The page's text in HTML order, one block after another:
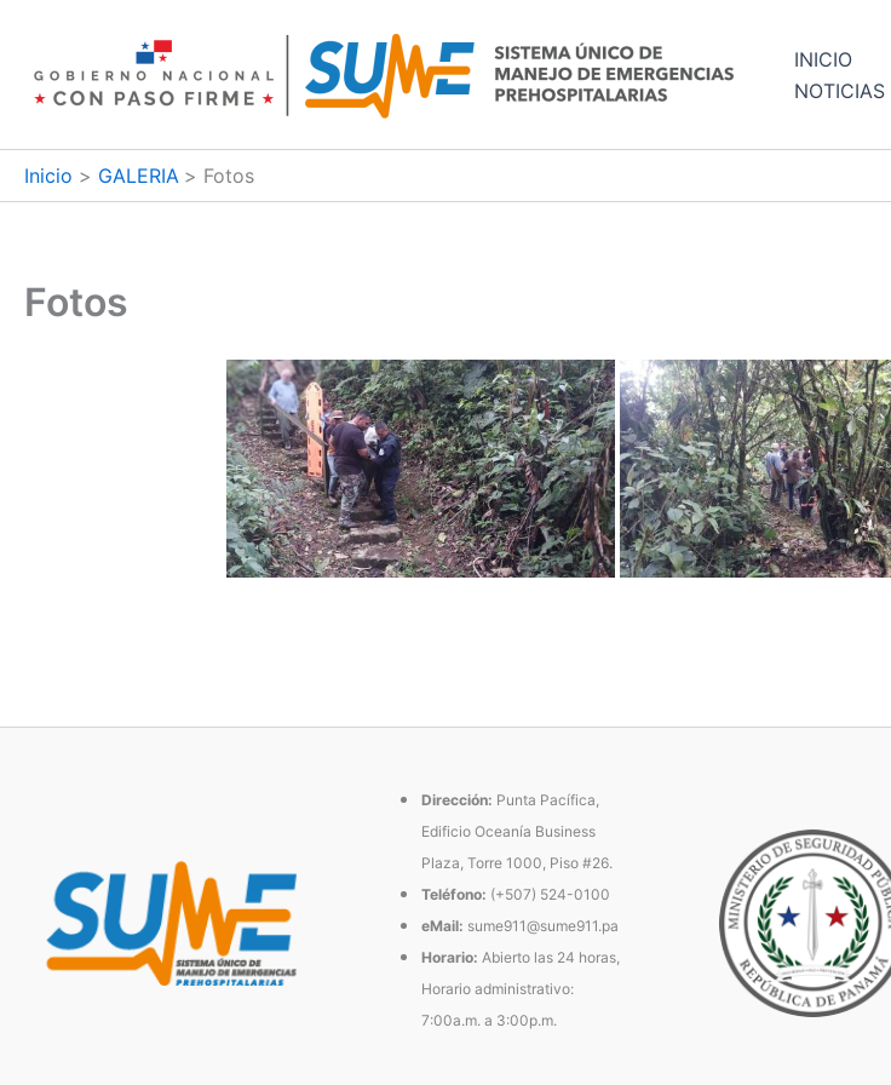
contenido
INICIO
NOTICIAS
Inicio GALERIA Fotos
Fotos
Dirección: Punta Pacífica,
Edificio Oceanía Business
Plaza, Torre 1000, Piso #26.
Teléfono: (+507) 524-0100
eMail: sume911@sume911.pa
Horario: Abierto las 24 horas,
Horario administrativo:
7:00a.m. a 3:00p.m.